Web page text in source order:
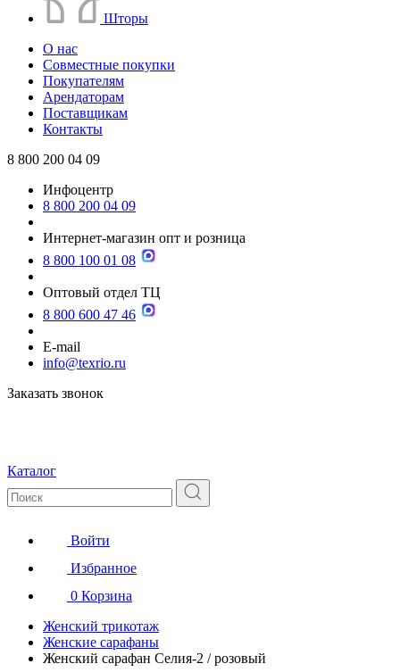
Шторы
О нас
Совместные покупки
Покупателям
Арендаторам
Поставщикам
Контакты
8 800 200 04 09
Инфоцентр
8 800 200 04 09
Интернет-магазин опт и розница
8 800 100 01 08
Оптовый отдел ТЦ
8 800 600 47 46
E-mail
info@texrio.ru
Заказать звонок
Каталог
Войти
Избранное
0 Корзина
Женский трикотаж
Женские сарафаны
Женский сарафан Селия-2 / розовый